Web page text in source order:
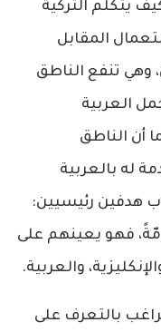
يتكلم التركية
المقابل
وهي تنفع الناطق
العربية
أن الناطق
له بالعربية
هدفين رئيسيين:
فهو يعينهم على
والعربية.
بالتعرف على